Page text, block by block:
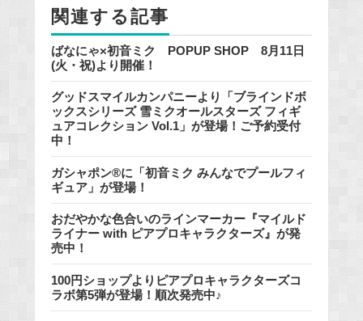
関連する記事
ばなにゃ×初音ミク POPUP SHOP 8月11日
(火・祝)より開催！
グッドスマイルカンパニーより「ブラインドボ
ックスシリーズ 雪ミクオールスターズ フィギ
ュアコレクション Vol.1」が登場！ご予約受付
中！
ガシャポン®に「初音ミク みんなでプールフィ
ギュア」が登場！
おだやかな色合いのラインマーカー『マイルド
ライナー with ピアプロキャラクターズ』が発
売中！
100円ショップよりピアプロキャラクターズコ
ラボ第5弾が登場！順次発売中♪